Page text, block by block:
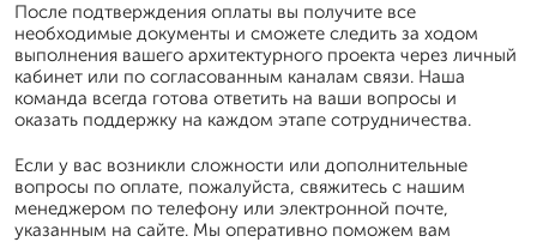
После подтверждения оплаты вы получите все
необходимые документы и сможете следить за ходом
выполнения вашего архитектурного проекта через личный
кабинет или по согласованным каналам связи. Наша
команда всегда готова ответить на ваши вопросы и
оказать поддержку на каждом этапе сотрудничества.
Если у вас возникли сложности или дополнительные
вопросы по оплате, пожалуйста, свяжитесь с нашим
менеджером по телефону или электронной почте,
указанным на сайте. Мы оперативно поможем вам